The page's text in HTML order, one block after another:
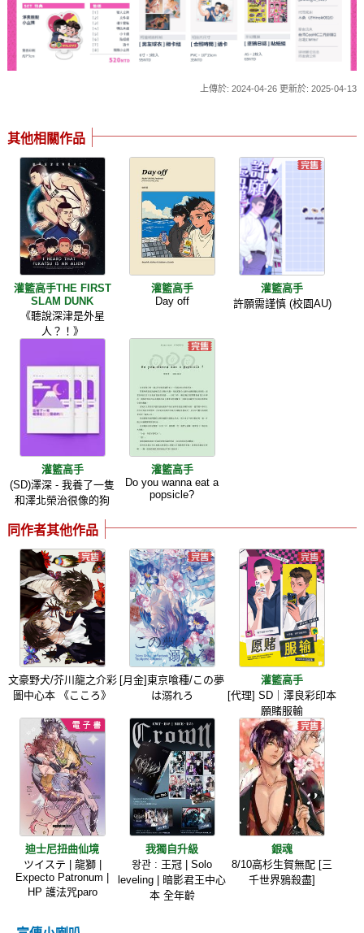
上傳於: 2024-04-26 更新於: 2025-04-13
其他相關作品
灌籃高手THE FIRST
SLAM DUNK
《聽說深津是外星
人？！》
灌籃高手
Day off
灌籃高手
許願需謹慎 (校園AU)
灌籃高手
(SD)澤深 - 我養了一隻
和澤北榮治很像的狗
灌籃高手
Do you wanna eat a
popsicle?
同作者其他作品
文豪野犬/芥川龍之介彩
圖中心本 《こころ》
[月金]東京喰種/この夢
は溺れろ
灌籃高手
[代理] SD｜澤良彩印本
願賭服輸
迪士尼扭曲仙境
ツイステ | 龍獅 |
Expecto Patronum |
HP 護法咒paro
我獨自升級
왕관 : 王冠 | Solo
leveling | 暗影君王中心
本 全年齡
銀魂
8/10高杉生賀無配 [三
千世界鴉殺盡]